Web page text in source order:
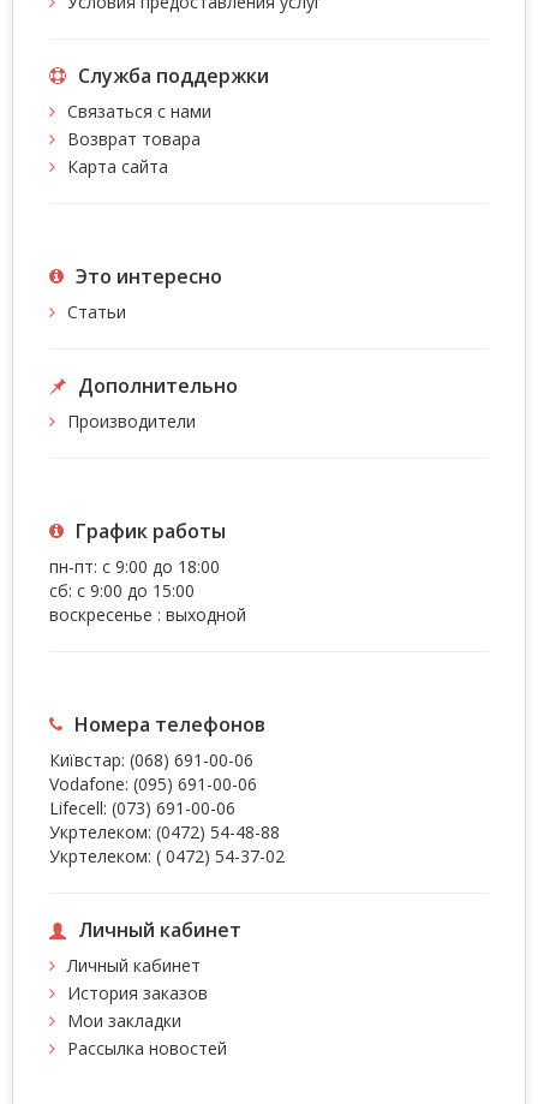
Служба поддержки
Связаться с нами
Возврат товара
Карта сайта
Это интересно
Статьи
Дополнительно
Производители
График работы
пн-пт: с 9:00 до 18:00
сб: с 9:00 до 15:00
воскресенье : выходной
Номера телефонов
Київстар: (068) 691-00-06
Vodafone: (095) 691-00-06
Lifecell: (073) 691-00-06
Укртелеком: (0472) 54-48-88
Укртелеком: ( 0472) 54-37-02
Личный кабинет
Личный кабинет
История заказов
Мои закладки
Рассылка новостей